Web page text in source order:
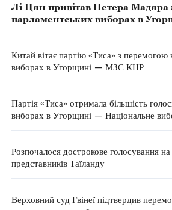
Лі Цян привітав Петера Мадяра
парламентських виборах в
Китай вітає партію «Тиса» з перемогою
виборах в Угорщині — МЗС КНР
Партія «Тиса» отримала більшість
виборах в Угорщині — Національне
Розпочалося дострокове голосування
представників Таїланду
Верховний суд Гвінеї підтвердив